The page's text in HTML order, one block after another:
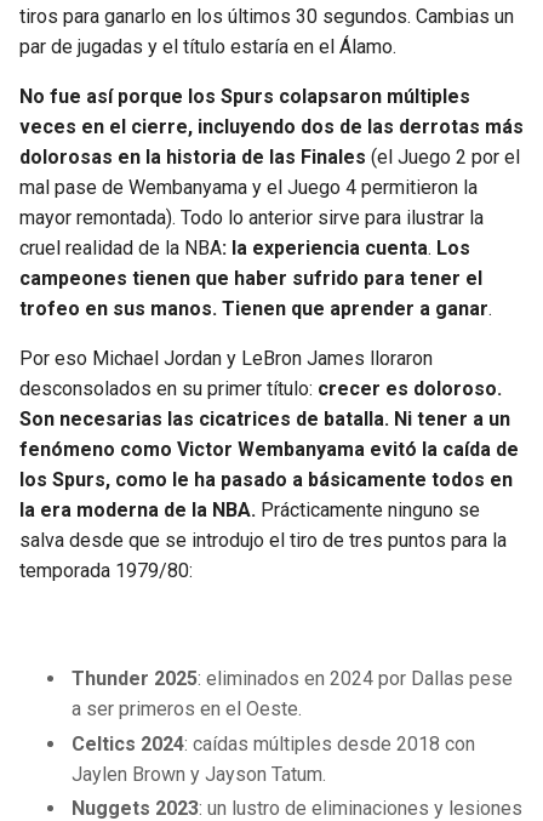
SAINTS
tiros para ganarlo en los últimos 30 segundos. Cambias un
par de jugadas y el título estaría en el Álamo.
No fue así porque los Spurs colapsaron múltiples
veces en el cierre, incluyendo dos de las derrotas más
dolorosas en la historia de las Finales (el Juego 2 por el
mal pase de Wembanyama y el Juego 4 permitieron la
mayor remontada). Todo lo anterior sirve para ilustrar la
cruel realidad de la NBA: la experiencia cuenta. Los
campeones tienen que haber sufrido para tener el
trofeo en sus manos. Tienen que aprender a ganar.
Por eso Michael Jordan y LeBron James lloraron
desconsolados en su primer título: crecer es doloroso.
Son necesarias las cicatrices de batalla. Ni tener a un
fenómeno como Victor Wembanyama evitó la caída de
los Spurs, como le ha pasado a básicamente todos en
la era moderna de la NBA. Prácticamente ninguno se
salva desde que se introdujo el tiro de tres puntos para la
temporada 1979/80:
Thunder 2025: eliminados en 2024 por Dallas pese
a ser primeros en el Oeste.
Celtics 2024: caídas múltiples desde 2018 con
Jaylen Brown y Jayson Tatum.
Nuggets 2023: un lustro de eliminaciones y lesiones